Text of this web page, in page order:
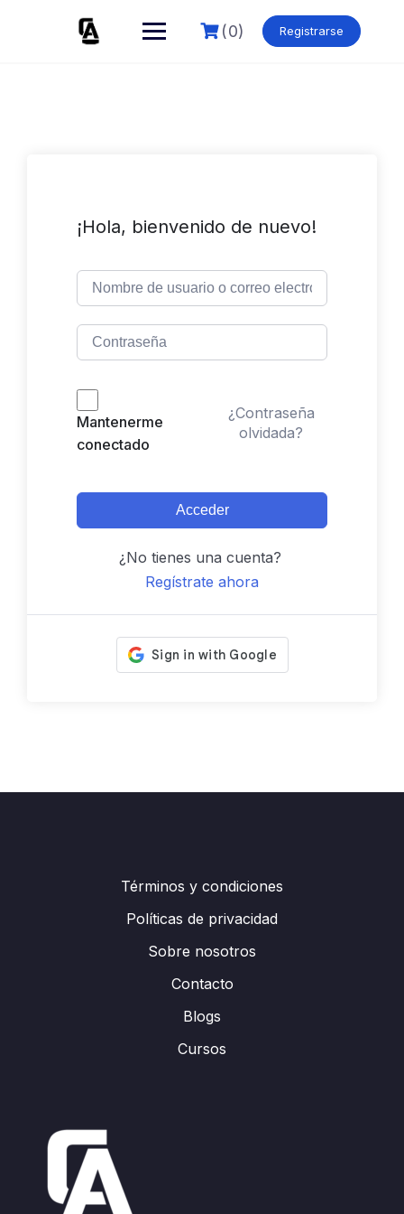
(0) Registrarse
¡Hola, bienvenido de nuevo!
Mantenerme
conectado
¿Contraseña
olvidada?
Acceder
¿No tienes una cuenta?
Regístrate ahora
Términos y condiciones
Políticas de privacidad
Sobre nosotros
Contacto
Blogs
Cursos